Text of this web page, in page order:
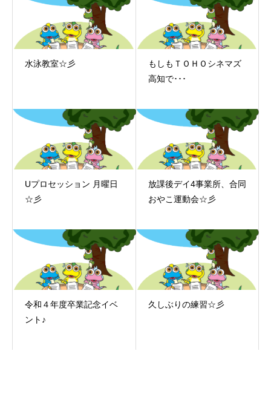
水泳教室☆彡
もしもＴＯＨＯシネマズ
高知で･･･
Uプロセッション 月曜日
☆彡
放課後デイ4事業所、合同
おやこ運動会☆彡
令和４年度卒業記念イベ
ント♪
久しぶりの練習☆彡